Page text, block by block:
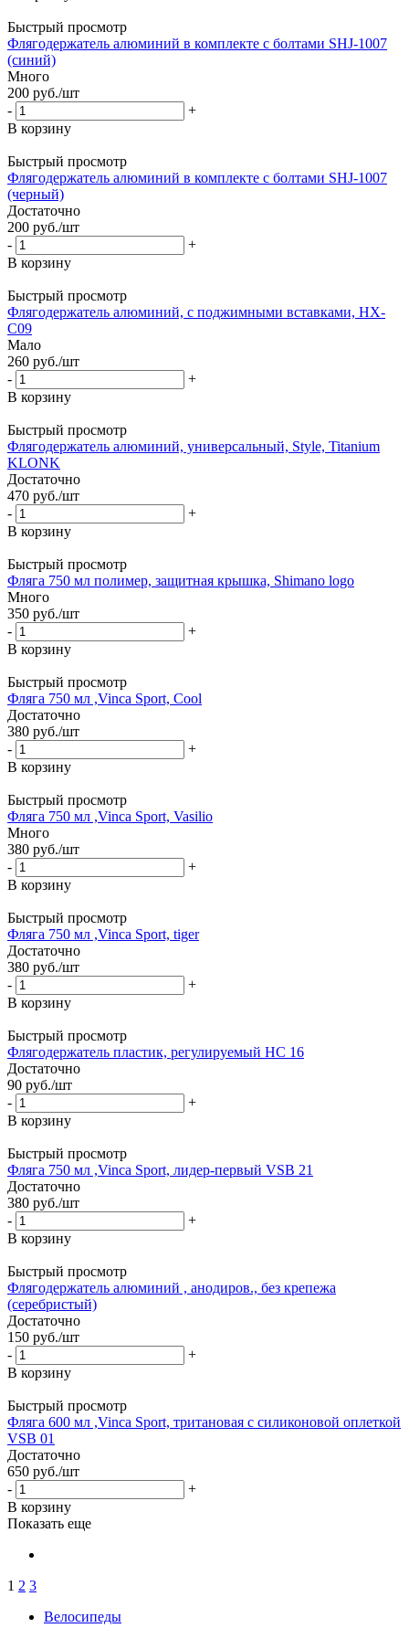
Быстрый просмотр
Флягодержатель алюминий в комплекте с болтами SHJ-1007
(синий)
Много
200 руб./шт
-
+
В корзину
Быстрый просмотр
Флягодержатель алюминий в комплекте с болтами SHJ-1007
(черный)
Достаточно
200 руб./шт
-
+
В корзину
Быстрый просмотр
Флягодержатель алюминий, с поджимными вставками, HX-
C09
Мало
260 руб./шт
-
+
В корзину
Быстрый просмотр
Флягодержатель алюминий, универсальный, Style, Titanium
KLONK
Достаточно
470 руб./шт
-
+
В корзину
Быстрый просмотр
Фляга 750 мл полимер, защитная крышка, Shimano logo
Много
350 руб./шт
-
+
В корзину
Быстрый просмотр
Фляга 750 мл ,Vinca Sport, Cool
Достаточно
380 руб./шт
-
+
В корзину
Быстрый просмотр
Фляга 750 мл ,Vinca Sport, Vasilio
Много
380 руб./шт
-
+
В корзину
Быстрый просмотр
Фляга 750 мл ,Vinca Sport, tiger
Достаточно
380 руб./шт
-
+
В корзину
Быстрый просмотр
Флягодержатель пластик, регулируемый HC 16
Достаточно
90 руб./шт
-
+
В корзину
Быстрый просмотр
Фляга 750 мл ,Vinca Sport, лидер-первый VSB 21
Достаточно
380 руб./шт
-
+
В корзину
Быстрый просмотр
Флягодержатель алюминий , анодиров., без крепежа
(серебристый)
Достаточно
150 руб./шт
-
+
В корзину
Быстрый просмотр
Фляга 600 мл ,Vinca Sport, тритановая с силиконовой оплеткой
VSB 01
Достаточно
650 руб./шт
-
+
В корзину
Показать еще
1 2 3
Велосипеды